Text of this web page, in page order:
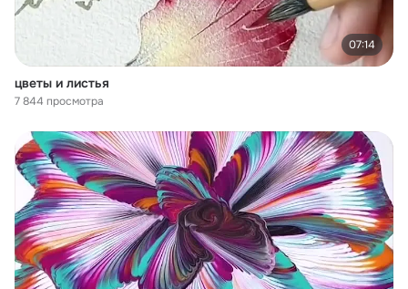
07:14
цветы и листья
7 844 просмотра